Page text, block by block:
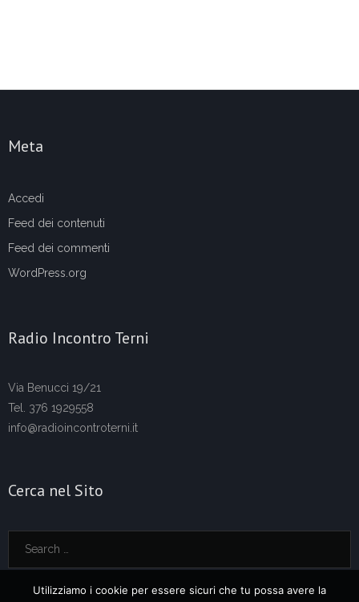
Meta
Accedi
Feed dei contenuti
Feed dei commenti
WordPress.org
Radio Incontro Terni
Via Benucci 19/21
Tel. 376 1929558
info@radioincontroterni.it
Cerca nel Sito
Utilizziamo i cookie per essere sicuri che tu possa avere la